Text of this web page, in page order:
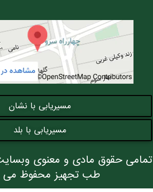
مسیریابی با نشان
مسیریابی با بلد
تمامی حقوق مادی و معنوی
طب تجهیز محفوظ می